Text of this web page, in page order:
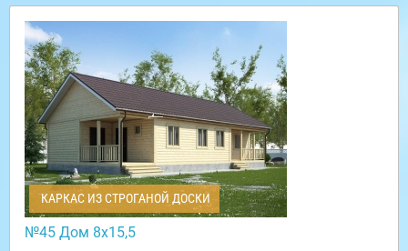
КАРКАС ИЗ СТРОГАНОЙ ДОСКИ
№45 Дом 8х15,5